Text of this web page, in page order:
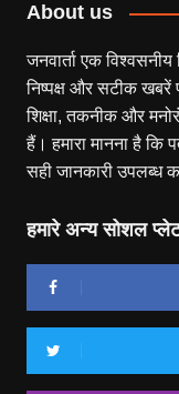
About us
जनवार्ता एक
निष्पक्ष और सटीक खबरें
शिक्षा, तकनीक और
हैं। हमारा मानना है कि
सही जानकारी उपलब्ध
हमारे अन्य सोशल